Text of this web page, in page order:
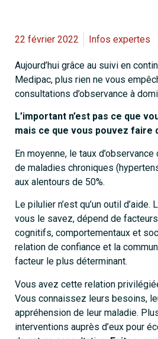
22 février 2022 Infos expertes
Aujourd’hui grâce au suivi en
Medipac, plus rien ne vous
consultations d’observance à
L’important n’est pas ce que
mais ce que vous pouvez faire
En moyenne, le taux
de maladies chroniques
aux alentours de 50%.
Le pilulier n’est qu’un outil d’aide.
vous le savez, dépend de
cognitifs, comportementaux et
relation de confiance et la
facteur le plus déterminant.
Vous avez cette relation
Vous connaissez leurs besoins,
appréhension de leur maladie.
interventions auprès d’eux pour